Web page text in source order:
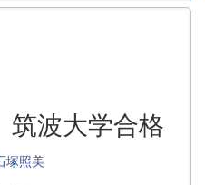
波大学合格
塚照美